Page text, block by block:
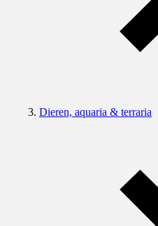
Dieren, aquaria & terraria